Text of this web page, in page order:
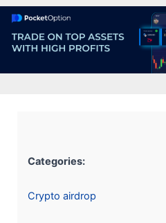
Categories:
Crypto airdrop